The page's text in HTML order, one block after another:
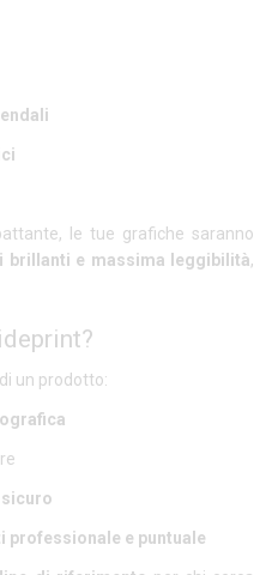
le tue grafiche saranno
brillanti e massima leggibilità,
un prodotto:
professionale e puntuale